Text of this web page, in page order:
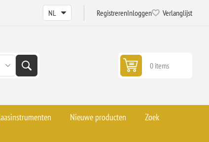
RegistrerenInloggen Verlanglijst
0 items
Nieuwe producten Zoek